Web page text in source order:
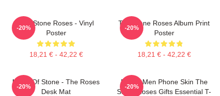
The Stone Roses - Vinyl
Poster
18,21 € - 42,22 €
-20%
The Stone Roses Album Print
Poster
18,21 € - 42,22 €
-20%
Made Of Stone - The Roses
Desk Mat
-20%
Funny Men Phone Skin The
Stone Roses Gifts Essential T-
-20%